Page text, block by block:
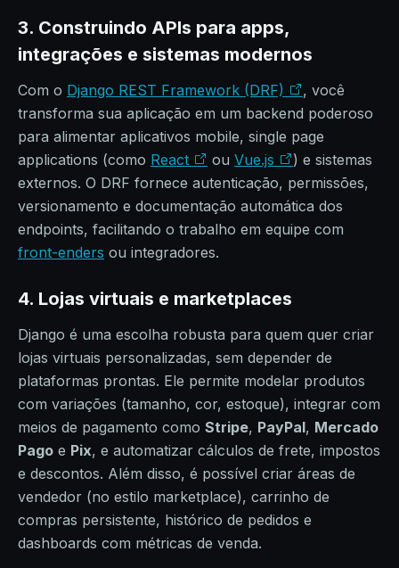
3. Construindo APIs para apps,
integrações e sistemas modernos
Com o Django REST Framework (DRF)
, você
transforma sua aplicação em um backend poderoso
para alimentar aplicativos mobile, single page
applications (como React ou Vue.js
) e sistemas
externos. O DRF fornece autenticação, permissões,
versionamento e documentação automática dos
endpoints, facilitando o trabalho em equipe com
front-enders ou integradores.
4. Lojas virtuais e marketplaces
Django é uma escolha robusta para quem quer criar
lojas virtuais personalizadas, sem depender de
plataformas prontas. Ele permite modelar produtos
com variações (tamanho, cor, estoque), integrar com
meios de pagamento como Stripe, PayPal, Mercado
Pago e Pix, e automatizar cálculos de frete, impostos
e descontos. Além disso, é possível criar áreas de
vendedor (no estilo marketplace), carrinho de
compras persistente, histórico de pedidos e
dashboards com métricas de venda.